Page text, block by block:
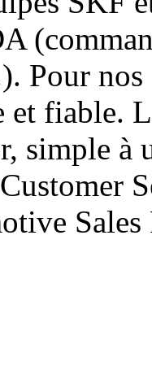
Pour
fiable.
simple
Sales